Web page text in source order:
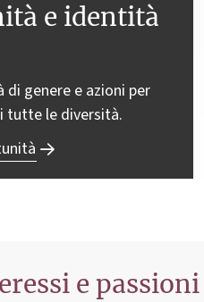
e identità
genere e azioni per
tutte le diversità.
e passioni